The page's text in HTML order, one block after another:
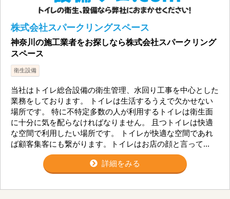
株式会社スパークリングスペース
神奈川の施工業者をお探しなら株式会社スパークリング
スペース
衛生設備
当社はトイレ総合設備の衛生管理、水回り工事を中心とした
業務をしております。 トイレは生活するうえで欠かせない
場所です。 特に不特定多数の人が利用するトイレは衛生面
に十分に気を配らなければなりません。 且つトイレは快適
な空間で利用したい場所です。 トイレが快適な空間であれ
ば顧客集客にも繋がります。トイレはお店の顔と言って...
詳細をみる